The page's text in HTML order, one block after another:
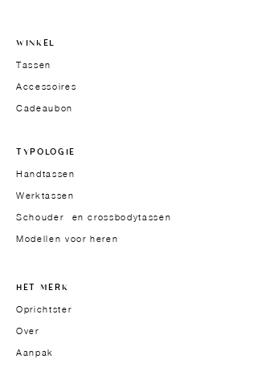
WINKEL
Tassen
Accessoires
Cadeaubon
TYPOLOGIE
Handtassen
Werktassen
Schouder- en crossbodytassen
Modellen voor heren
HET MERK
Oprichtster
Over
Aanpak